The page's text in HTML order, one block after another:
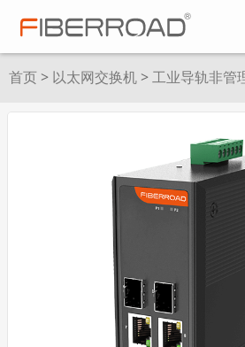
首页> 以太网交换机>工业导轨非管